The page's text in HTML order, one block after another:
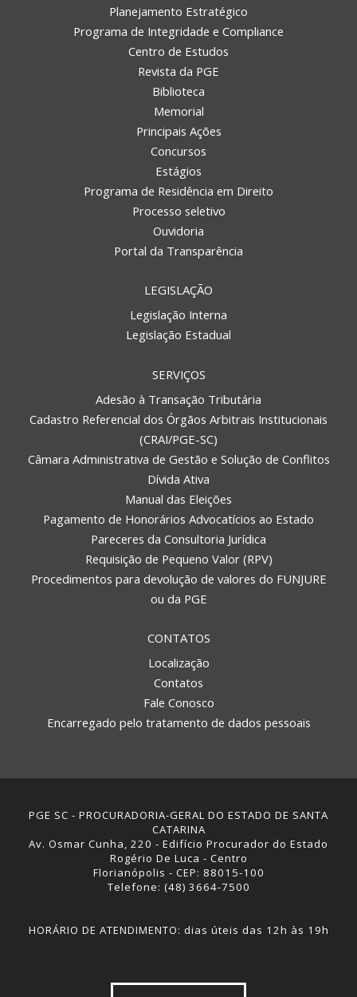
Planejamento Estratégico
Programa de Integridade e Compliance
Centro de Estudos
Revista da PGE
Biblioteca
Memorial
Principais Ações
Concursos
Estágios
Programa de Residência em Direito
Processo seletivo
Ouvidoria
Portal da Transparência
LEGISLAÇÃO
Legislação Interna
Legislação Estadual
SERVIÇOS
Adesão à Transação Tributária
Cadastro Referencial dos Órgãos Arbitrais Institucionais
(CRAI/PGE-SC)
Câmara Administrativa de Gestão e Solução de Conflitos
Dívida Ativa
Manual das Eleições
Pagamento de Honorários Advocatícios ao Estado
Pareceres da Consultoria Jurídica
Requisição de Pequeno Valor (RPV)
Procedimentos para devolução de valores do FUNJURE
ou da PGE
CONTATOS
Localização
Contatos
Fale Conosco
Encarregado pelo tratamento de dados pessoais
PGE SC - PROCURADORIA-GERAL DO ESTADO DE SANTA
CATARINA
Av. Osmar Cunha, 220 - Edifício Procurador do Estado
Rogério De Luca - Centro
Florianópolis - CEP: 88015-100
Telefone: (48) 3664-7500
HORÁRIO DE ATENDIMENTO: dias úteis das 12h às 19h